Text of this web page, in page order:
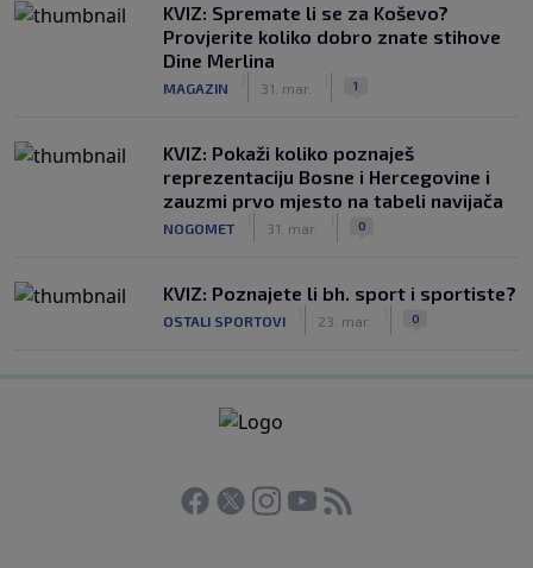
KVIZ: Spremate li se za Koševo?
Provjerite koliko dobro znate stihove
Dine Merlina
MAGAZIN 31. mar. 1
KVIZ: Pokaži koliko poznaješ
reprezentaciju Bosne i Hercegovine i
zauzmi prvo mjesto na tabeli navijača
NOGOMET 31. mar. 0
KVIZ: Poznajete li bh. sport i sportiste?
OSTALI SPORTOVI 23. mar. 0